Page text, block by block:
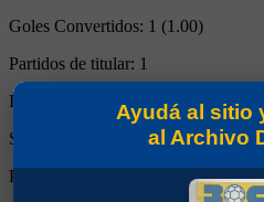
Goles Convertidos: 1 (1.00)
Partidos de titular: 1
Ingresos desde el banco:
Suplente:
Partidos completos:
Ayudá al sitio
al Archivo